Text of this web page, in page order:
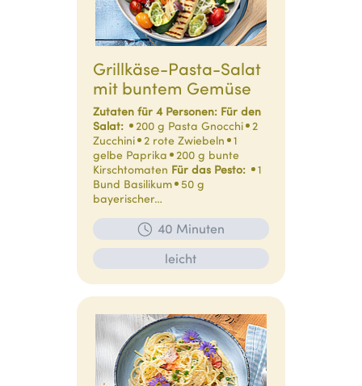
Grillkäse-Pasta-Salat
mit buntem Gemüse
Zutaten für 4 Personen: Für den
Salat:
200 g Pasta Gnocchi
2
Zucchini
2 rote Zwiebeln
1
gelbe Paprika
200 g bunte
Kirschtomaten Für das Pesto:
1
Bund Basilikum
50 g
bayerischer…
40 Minuten
leicht